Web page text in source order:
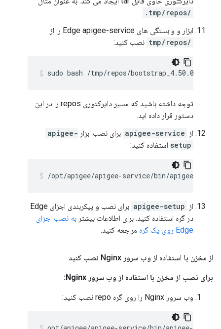
/tmp/repos.
ابزار و وابستگی های Edge apigee-service را از
/tmp/repos
نصب کنید:
sudo bash /tmp/repos/bootstrap_4.50.00.sh
توجه داشته باشید که مسیر دایرکتوری repos را در این
دستور قرار داده اید.
از apigee-service برای نصب ابزار apigee-
setup استفاده کنید:
/opt/apigee/apigee-service/bin/apigee-
از apigee-setup
برای نصب و پیکربندی اجزای Edge
در گره استفاده کنید. برای اطلاعات بیشتر به نصب اجزای
Edge روی یک گره
مراجعه کنید.
از مخزن با استفاده از وب سرور Nginx نصب کنید
برای نصب از مخزن با استفاده از وب سرور Nginx:
وب سرور Nginx را روی گره repo نصب کنید: